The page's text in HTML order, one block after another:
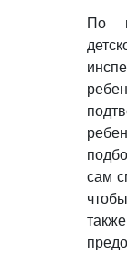
По
сам